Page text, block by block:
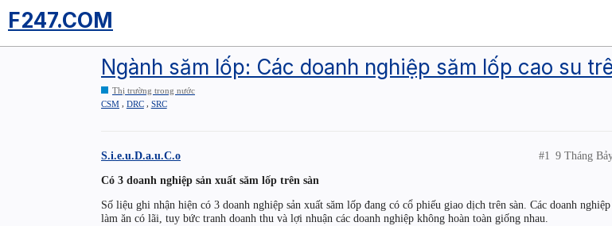
F247.COM
Ngành săm lốp: Các doanh nghiệp săm lốp cao su
Thị trường trong nước
CSM
DRC SRC
S.i.e.u.D.a.u.C.o 9 Tháng
#1
Có 3 doanh nghiệp sản xuất săm lốp trên sàn
Số liệu ghi nhận hiện có 3 doanh nghiệp sản xuất săm lốp đang có cổ phiếu giao dịch trên sàn. Các doanh
làm ăn có lãi, tuy bức tranh doanh thu và lợi nhuận các doanh nghiệp không hoàn toàn giống nhau.